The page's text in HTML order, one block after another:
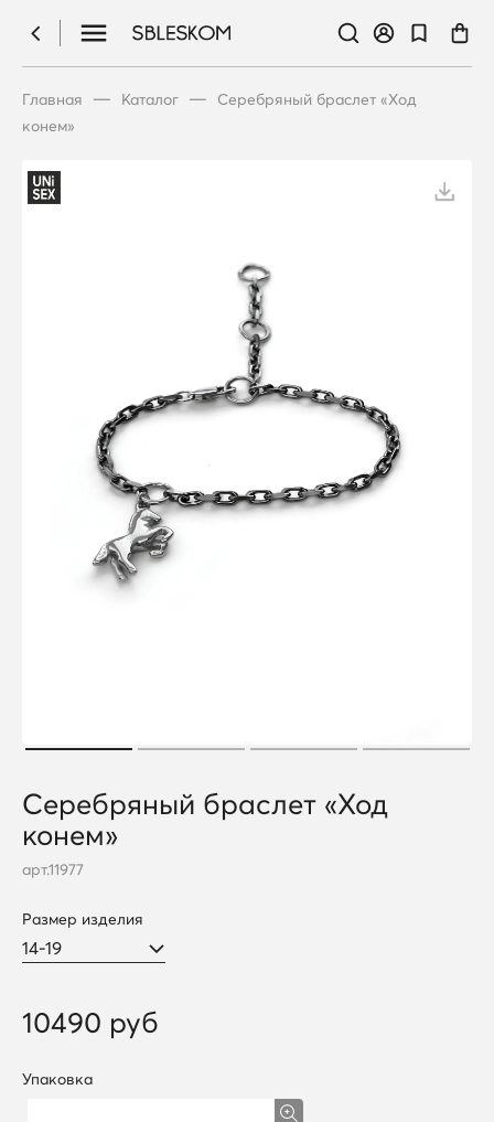
Главная — Каталог —
Серебряный браслет «Ход
конем»
Серебряный браслет «Ход
конем»
арт.11977
Размер изделия
10490 руб
Упаковка